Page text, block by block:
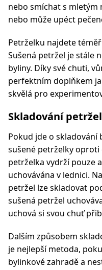
nebo smíchat s mletým
nebo může upéct
Petrželku najdete
Sušená petržel je stále
byliny. Díky své chuti,
perfektním doplňkem
skvělá pro
Skladování
Pokud jde o skladování
sušené petrželky oproti
petrželka vydrží pouze
uchovávána v lednici.
petržel lze skladovat
sušená petržel
uchová si svou chuť
Dalším způsobem
je nejlepší metoda,
bylinkové zahradě a